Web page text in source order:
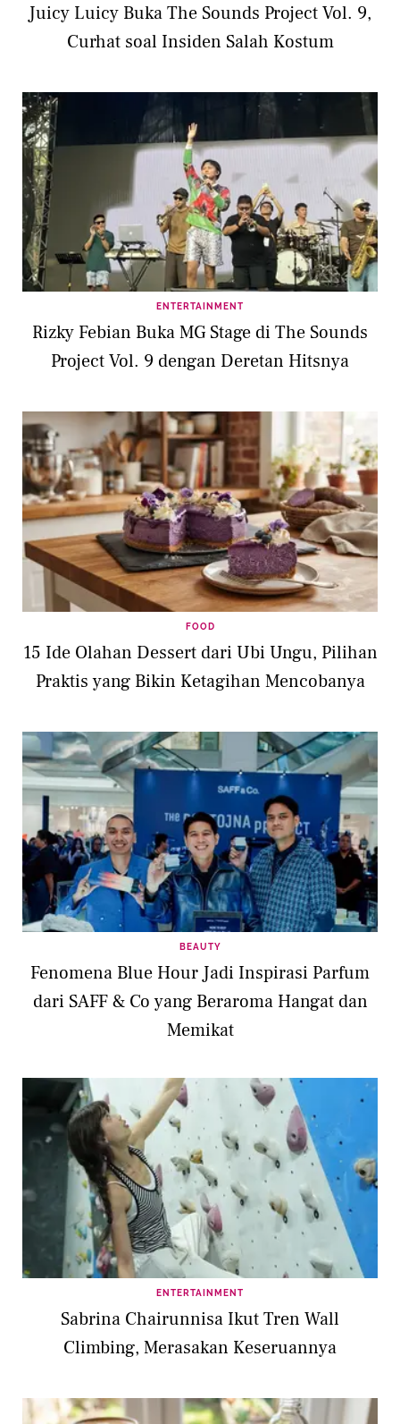
Juicy Luicy Buka The Sounds Project Vol. 9,
Curhat soal Insiden Salah Kostum
ENTERTAINMENT
Rizky Febian Buka MG Stage di The Sounds
Project Vol. 9 dengan Deretan Hitsnya
FOOD
15 Ide Olahan Dessert dari Ubi Ungu, Pilihan
Praktis yang Bikin Ketagihan Mencobanya
BEAUTY
Fenomena Blue Hour Jadi Inspirasi Parfum
dari SAFF & Co yang Beraroma Hangat dan
Memikat
ENTERTAINMENT
Sabrina Chairunnisa Ikut Tren Wall
Climbing, Merasakan Keseruannya